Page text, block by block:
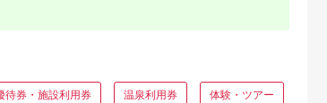
待券・施設利用券 温泉利用券 体験・ツアー